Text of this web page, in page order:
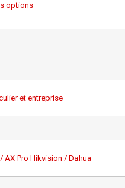
options
et entreprise
AX Pro Hikvision / Dahua